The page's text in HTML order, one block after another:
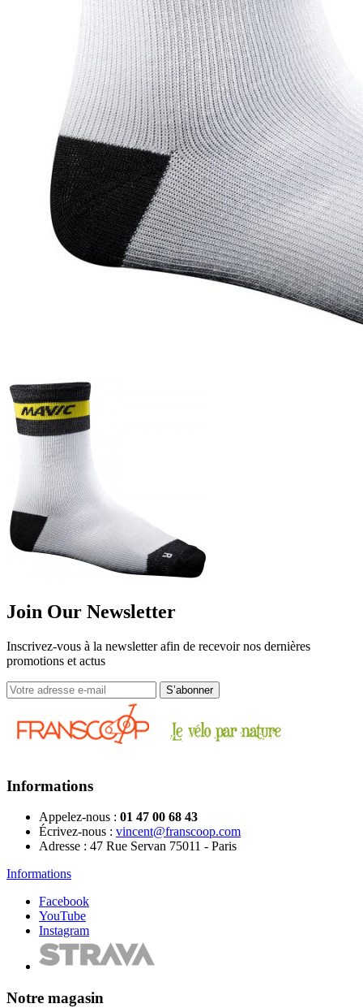
Join Our Newsletter
Inscrivez-vous à la newsletter afin de recevoir nos dernières
promotions et actus
Informations
Appelez-nous : 01 47 00 68 43
Écrivez-nous : vincent@franscoop.com
Adresse : 47 Rue Servan 75011 - Paris
Informations
Facebook
YouTube
Instagram
Notre magasin